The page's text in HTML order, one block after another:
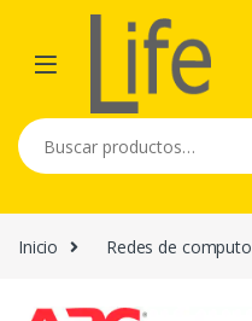
Skip to navigation
Skip to content
Buscar por:
Inicio Redes de computo